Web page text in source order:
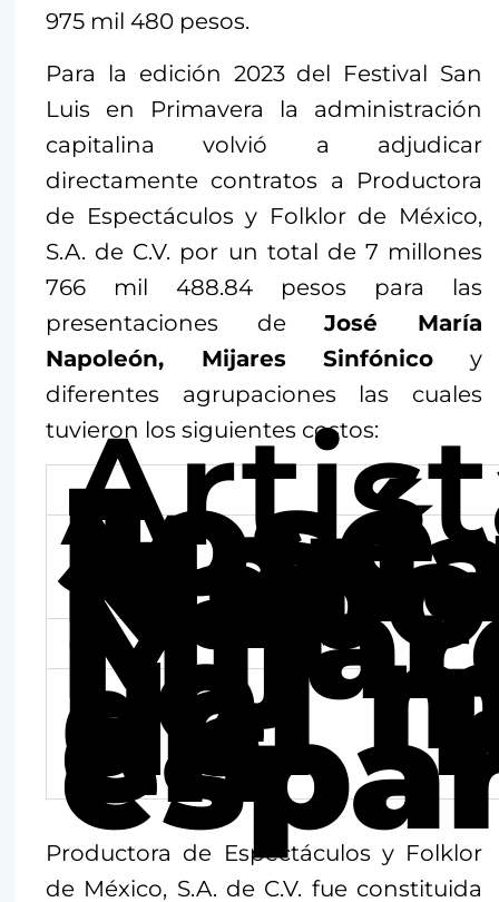
975 mil 480 pesos.
Para la edición 2023 del Festival San
Luis en Primavera la administración
capitalina volvió a adjudicar
directamente contratos a Productora
de Espectáculos y Folklor de México,
S.A. de C.V. por un total de 7 millones
766 mil 488.84 pesos para las
presentaciones deJosé María
Napoleón, Mijares Sinfónico y
diferentes agrupaciones las cuales
tuvieron los siguientes costos:
José
Lo
del
en
Productora de Espectáculos y Folklor
de México, S.A. de C.V. fue constituida